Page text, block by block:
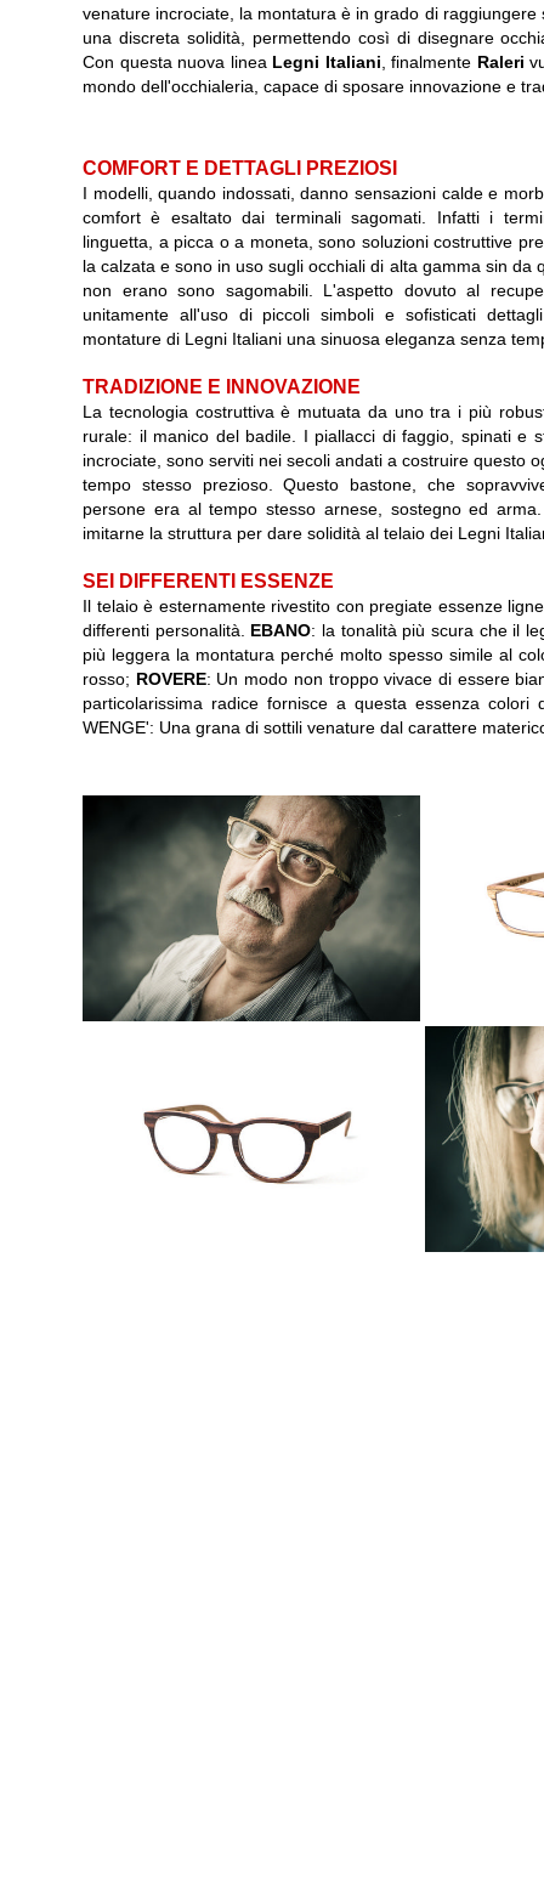
venature incrociate, la montatura è in grado di
una discreta solidità, permettendo così di disegnare
Con questa nuova linea Legni Italiani , finalmente Raleri
mondo dell'occhialeria, capace di sposare innovazione e
COMFORT E DETTAGLI PREZIOSI
I modelli, quando indossati, danno sensazioni calde e
comfort è esaltato dai terminali sagomati. Infatti i
linguetta, a picca o a moneta, sono soluzioni costruttive
la calzata e sono in uso sugli occhiali di alta gamma sin da
non erano sono sagomabili. L'aspetto dovuto al
unitamente all'uso di piccoli simboli e sofisticati
montature di Legni Italiani una sinuosa eleganza senza
TRADIZIONE E INNOVAZIONE
La tecnologia costruttiva è mutuata da uno tra i più
rurale: il manico del badile. I piallacci di faggio, spinati e
incrociate, sono serviti nei secoli andati a costruire questo
tempo stesso prezioso. Questo bastone, che
persone era al tempo stesso arnese, sostegno ed
imitarne la struttura per dare solidità al telaio dei Legni
SEI DIFFERENTI ESSENZE
Il telaio è esternamente rivestito con pregiate essenze
differenti personalità. EBANO: la tonalità più scura che il
più leggera la montatura perché molto spesso simile al
rosso; ROVERE: Un modo non troppo vivace di essere
particolarissima radice fornisce a questa essenza
WENGE': Una grana di sottili venature dal carattere